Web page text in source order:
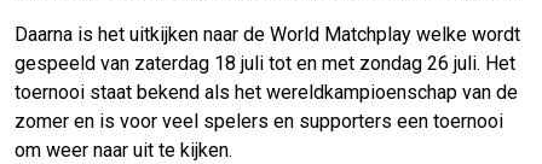
Daarna is het uitkijken naar de World Matchplay welke wordt
gespeeld van zaterdag 18 juli tot en met zondag 26 juli. Het
toernooi staat bekend als het wereldkampioenschap van de
zomer en is voor veel spelers en supporters een toernooi
om weer naar uit te kijken.